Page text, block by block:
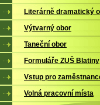
Literárně dramatický
Výtvarný obor
Taneční obor
Formuláře ZUŠ Blatiny
Vstup pro
Volná pracovní místa